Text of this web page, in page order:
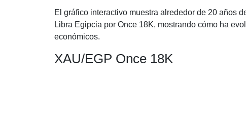
El gráfico interactivo muestra alrededor de 20 años
Libra Egipcia por Once 18K, mostrando cómo ha
económicos.
XAU/EGP Once 18K